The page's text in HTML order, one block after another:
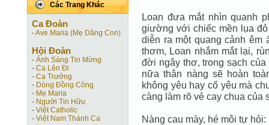
Các Trang Khác
Ca Ðoàn
-Ave Maria (Mẹ Dâng Con)
Hội Ðoàn
- Ánh Sáng Tin Mừng
- Ca Lên Đi
- Ca Trưởng
- Dòng Đồng Công
- Mẹ Maria
- Người Tin Hữu
- Việt Catholic
- Việt Nam Thánh Ca
Loan đưa mắt nhìn quanh
giường với chiếc mền lụa
diễn ra một quang cảnh êm
thơm, Loan nhắm mắt lại,
đời ngây thơ, trong sạch
nữa thân nàng sẽ hoàn
không yêu hay cố yêu mà
càng làm rõ vẻ cay chua của
Nàng cau mày, hé môi tự hỏi: